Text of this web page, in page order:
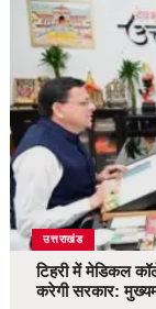
उत्तराखंड
टिहरी में मेडिकल
करेगी सरकार: